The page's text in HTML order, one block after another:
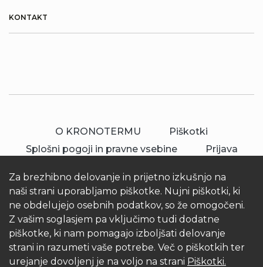
Za brezhibno delovanje in prijetno izkušnjo na
naši strani uporabljamo piškotke. Nujni piškotki, ki
ne obdelujejo osebnih podatkov, so že omogočeni.
Z vašim soglasjem pa vključimo tudi dodatne
piškotke, ki nam pomagajo izboljšati delovanje
strani in razumeti vaše potrebe. Več o piškotkih ter
urejanje dovoljenj je na voljo na strani Piškotki.
KONTAKT
O KRONOTERMU
Piškotki
Splošni pogoji in pravne vsebine
Prijava
© 2026 Kronoterm | vse pravice pridržane.
KRONOTERM d.o.o.